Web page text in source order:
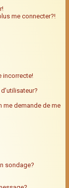
me connecter?!
incorrecte!
me demande de me
sondage?